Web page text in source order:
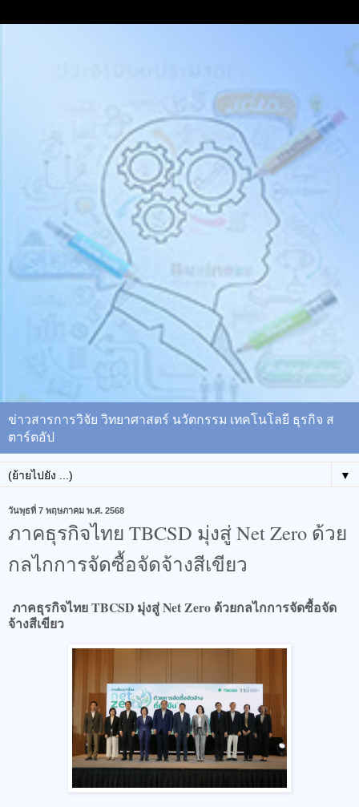
ข่าวสารการวิจัย วิทยาศาสตร์ นวัตกรรม เทคโนโลยี ธุรกิจ ส
ตาร์ตอัป
▼
วันพุธที่ 7 พฤษภาคม พ.ศ. 2568
ภาคธุรกิจไทย TBCSD มุ่งสู่ Net Zero ด้วย
กลไกการจัดซื้อจัดจ้างสีเขียว
ภาคธุรกิจไทย TBCSD มุ่งสู่ Net Zero ด้วยกลไกการจัดซื้อจัด
จ้างสีเขียว